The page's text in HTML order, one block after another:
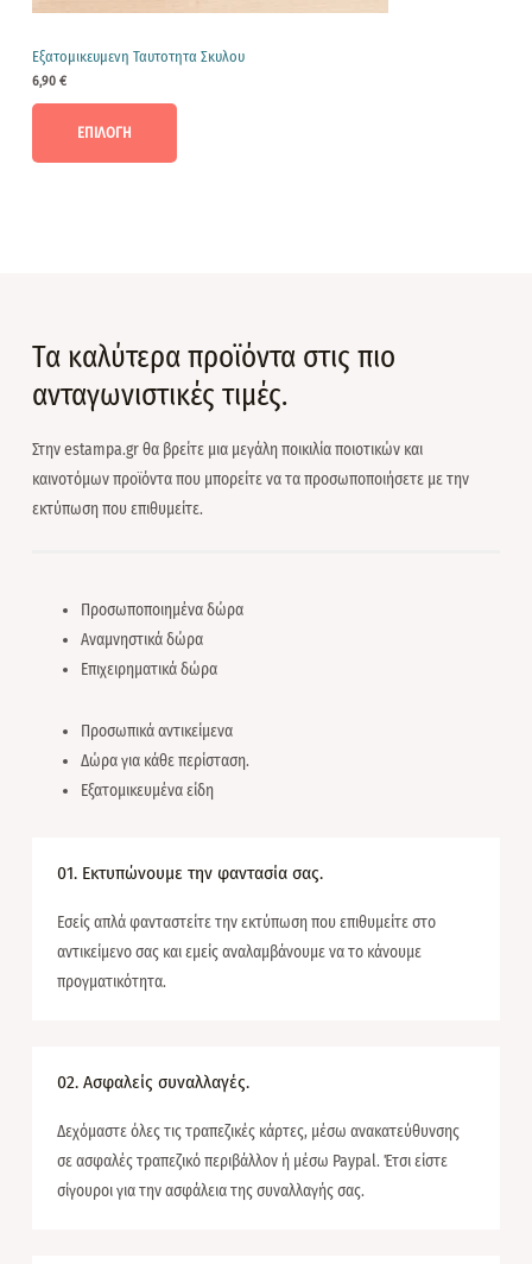
Εξατομικευμενη Ταυτοτητα Σκυλου
6,90€
ΕΠΙΛΟΓΉ
Τα καλύτερα προϊόντα στις πιο
ανταγωνιστικές τιμές.
Στην estampa.gr θα βρείτε μια μεγάλη ποικιλία ποιοτικών και
καινοτόμων προϊόντα που μπορείτε να τα προσωποποιήσετε με την
εκτύπωση που επιθυμείτε.
Προσωποποιημένα δώρα
Αναμνηστικά δώρα
Επιχειρηματικά δώρα
Προσωπικά αντικείμενα
Δώρα για κάθε περίσταση.
Εξατομικευμένα είδη
01. Εκτυπώνουμε την φαντασία σας.
Εσείς απλά φανταστείτε την εκτύπωση που επιθυμείτε στο
αντικείμενο σας και εμείς αναλαμβάνουμε να το κάνουμε
προγματικότητα.
02. Ασφαλείς συναλλαγές.
Δεχόμαστε όλες τις τραπεζικές κάρτες, μέσω ανακατεύθυνσης
σε ασφαλές τραπεζικό περιβάλλον ή μέσω Paypal. Έτσι είστε
σίγουροι για την ασφάλεια της συναλλαγής σας.